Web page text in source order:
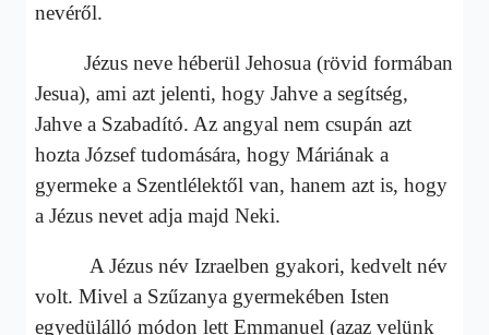
nevéről.
Jézus neve héberül Jehosua (rövid formában
Jesua), ami azt jelenti, hogy Jahve a segítség,
Jahve a Szabadító. Az angyal nem csupán azt
hozta József tudomására, hogy Máriának a
gyermeke a Szentlélektől van, hanem azt is, hogy
a Jézus nevet adja majd Neki.
A Jézus név Izraelben gyakori, kedvelt név
volt. Mivel a Szűzanya gyermekében Isten
egyedülálló módon lett Emmanuel (azaz velünk